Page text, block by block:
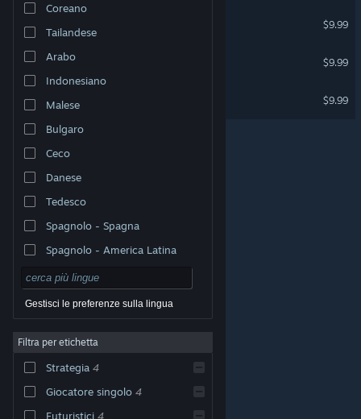
Visualizza il sito web per desktop
appartengono ai rispettivi proprietari negli Stati Uniti e
legali|
Contratto di sottoscrizione a
Steam| Rimborsi|Cookie
Coreano
Tailandese
Arabo
Indonesiano
Malese
Bulgaro
Ceco
Danese
Tedesco
Spagnolo - Spagna
Spagnolo - America Latina
Gestisci le preferenze sulla lingua
Filtra per etichetta
Strategia 4
Giocatore singolo 4
Futuristici 4
$9.99
$9.99
$9.99